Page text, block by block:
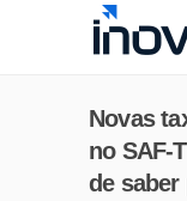
Novas
no SAF-
de